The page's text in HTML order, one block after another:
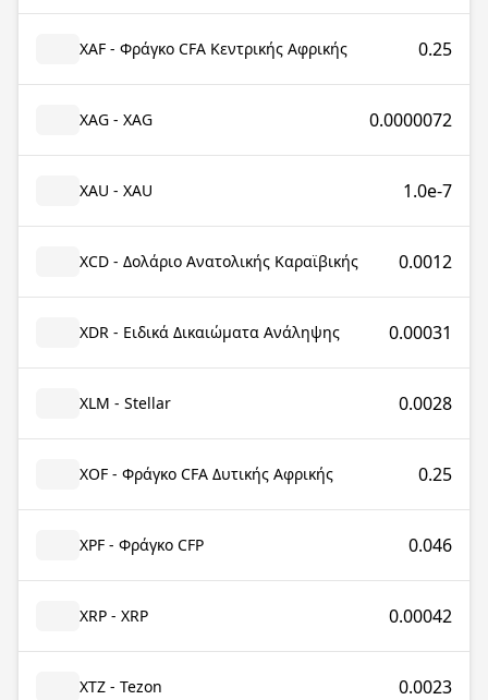
XAF - Φράγκο CFA Κεντρικής Αφρικής 0.25
XAG - XAG 0.0000072
XAU - XAU 1.0e-7
XCD - Δολάριο Ανατολικής Καραϊβικής 0.0012
XDR - Ειδικά Δικαιώματα Ανάληψης 0.00031
XLM - Stellar 0.0028
XOF - Φράγκο CFA Δυτικής Αφρικής 0.25
XPF - Φράγκο CFP 0.046
XRP - XRP 0.00042
XTZ - Tezon 0.0023